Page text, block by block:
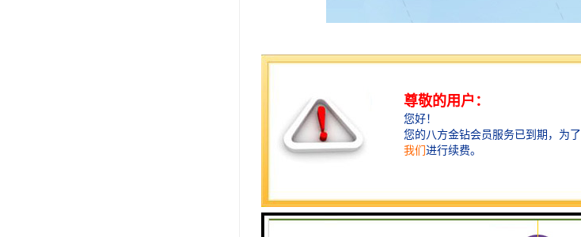
微笑热情，其实人人都有，人人都会，但面对服务对象，
得和谐友好，评价器从根本上促进服务窗口工作人员作
何，在每一个群众心中自有一杆秤、一把尺来衡量优劣，